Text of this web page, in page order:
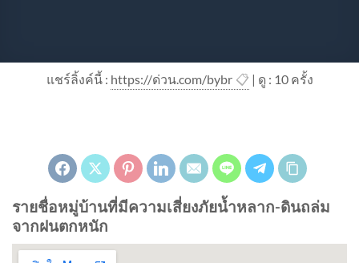
แชร์ลิ้งค์นี้ : https://ด่วน.com/bybr 📋 | ดู : 10ครั้ง
รายชื่อหมู่บ้านที่มีความเสี่ยงภัยน้ำหลาก-ดินถล่ม
จากฝนตกหนัก